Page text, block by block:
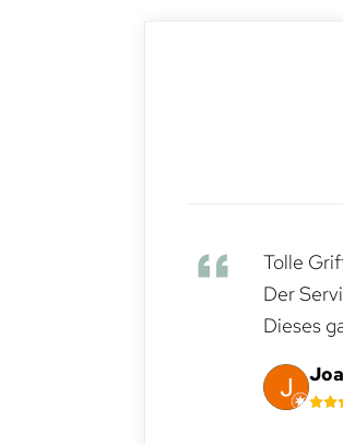
Tolle
Der
Dieses